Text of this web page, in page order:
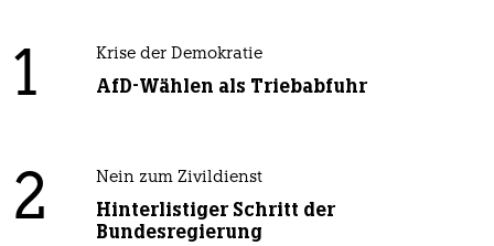
1 Krise der Demokratie
AfD-Wählen als Triebabfuhr
2 Nein zum Zivildienst
Hinterlistiger Schritt der
Bundesregierung